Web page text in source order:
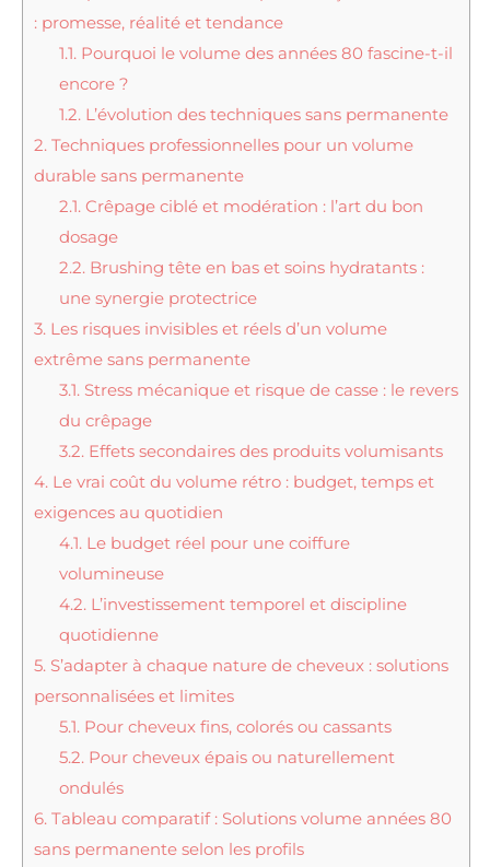
: promesse, réalité et tendance
1.1. Pourquoi le volume des années 80 fascine-t-il
encore ?
1.2. L’évolution des techniques sans permanente
2. Techniques professionnelles pour un volume
durable sans permanente
2.1. Crêpage ciblé et modération : l’art du bon
dosage
2.2. Brushing tête en bas et soins hydratants :
une synergie protectrice
3. Les risques invisibles et réels d’un volume
extrême sans permanente
3.1. Stress mécanique et risque de casse : le revers
du crêpage
3.2. Effets secondaires des produits volumisants
4. Le vrai coût du volume rétro : budget, temps et
exigences au quotidien
4.1. Le budget réel pour une coiffure
volumineuse
4.2. L’investissement temporel et discipline
quotidienne
5. S’adapter à chaque nature de cheveux : solutions
personnalisées et limites
5.1. Pour cheveux fins, colorés ou cassants
5.2. Pour cheveux épais ou naturellement
ondulés
6. Tableau comparatif : Solutions volume années 80
sans permanente selon les profils